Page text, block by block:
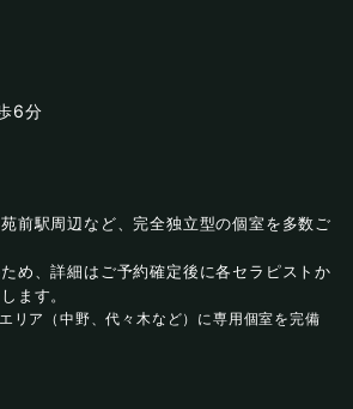
6分
前駅周辺など、完全独立型の個室を多数ご
め、詳細はご予約確定後に各セラピストか
ます。
リア（中野、代々木など）に専用個室を完備